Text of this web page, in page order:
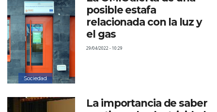
Sociedad
posible estafa
relacionada con la luz y
el gas
29/04/2022 - 10:29
La importancia de saber